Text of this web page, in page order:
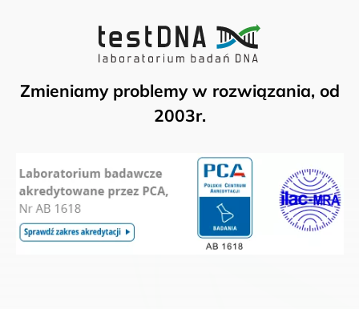
Zmieniamy problemy w rozwiązania, od
2003r.